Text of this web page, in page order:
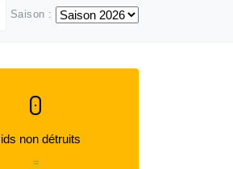
Saison :
0
non détruits
=